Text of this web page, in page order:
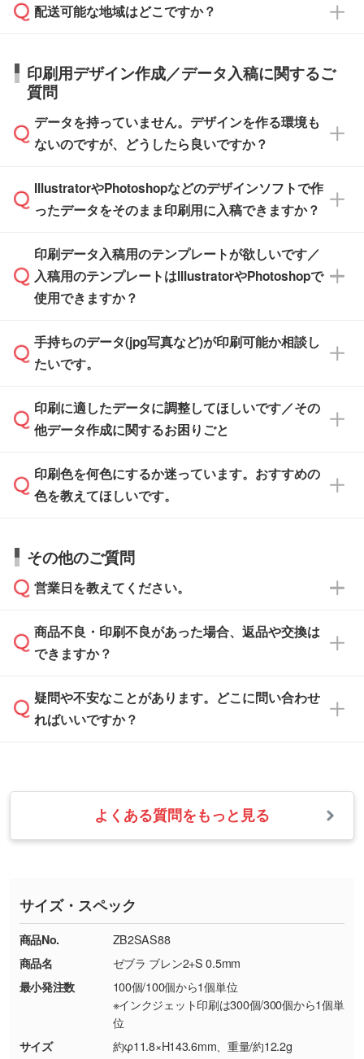
タッフまでお問い合わせください。
ル」に注文予定日をご入力いただくと、おおよ
その締切日や出荷目安をご確認いただけます。
品が決まりましたらお早めのご発注をお願いい
たします。
※土日祝日を除く営業日換算です。
※沖縄・離島は追加日数がかかります。
応が可能かご案内いたします。
す。>>対象商品はこちら
※最短出荷日は商品によって異なります。各商
品ページにてご確認ください
はできかねますので予めご了承ください。
商品によって異なります。各ページにある商品
す。(白箱、化粧箱、ブリスターパックなど)
【袋入り】 商品がひとつずつ袋に入っていま
す。(透明袋、デザイン袋など)
【個包装なし】 個包装がされていない状態で
※化粧箱から白箱への入れ替えや、オリジナル
箱の作成は原則承っておりません。
配送可能な地域はどこですか？
日本全国へお届けが可能です。なお、海外への
直接納品は行っておりませんので予めご了承く
ださい。
印刷用デザイン作成／データ入稿に関するご
質問
データを持っていません。デザインを作る環境も
ないのですが、どうしたら良いですか？
無料の「デザインシミュレーター」を使えば、
PCやスマホから簡単にデザインを作成できま
ザインソフトがなくても安心です。
また、「データ作成サービス
せいただければ、弊社にて無料でデザインデー
タを1点作成いたします。
IllustratorやPhotoshopなどのデザインソフトで作
ったデータをそのまま印刷用に入稿できますか？
IllustratorやPhotoshop、CLIP STUDIOなどのデ
ザインソフトでこだわりのデザインを作成した
い方は、完全データ入稿
積・ご注文フォームにアップロードしてご入稿
ください。
ご入稿後は経験豊富なスタッフがデータに不備
がないかチェックし、お客様と確認してから印
刷に進みますので、ご安心ください。
印刷データ入稿用のテンプレートが欲しいです／
入稿用のテンプレートはIllustratorやPhotoshopで
使用できますか？
一部商品は入稿用テンプレートのご用意があり
ます。各商品ページの『印刷方法・テンプレー
入稿用のテンプレートはPDF形式ですが、
IllustratorやPhotoshopで開いてご利用いただけ
方」をご確認ください。
手持ちのデータ(jpg写真など)が印刷可能か相談し
たいです。
印刷に適したデータ・解像度かどうか、担当ス
タッフが事前に確認いたします。
ムへ添付いただくか、担当スタッフ宛にメール
でお送りください。
い合わせください。
なお、印刷用データの作り方に関する詳細は、
印刷に適したデータに調整してほしいです／その
他データ作成に関するお困りごと
データ作成でお困りの際には、担当スタッフが
サポートいたしますのでお気軽にご相談くださ
から添付してお送りください。
・解像度の低いデータをトレース/調整してほ
しい
解像度の低い画像や、手書きのイラスト、写真
などを、印刷に適したベクターデータに変換し
・フルカラーデータを1色に変換してほしい
・1色印刷でグラデーションや濃淡を表現した
い
す。→詳しく見る
・コーポレートカラーを使って印刷したい／印
刷色にこだわりがある
DIC・PANTONEなどのカラーチップの指定や、
現物支給による色指定も承っております。→詳
印刷色を何色にするか迷っています。おすすめの
色を教えてほしいです。
お見積・ご注文・
相談いただきますと、担当スタッフがお客様の
ご希望や商品の本体色を確認し、印刷色をご提
本体色がブラック、ネイビーなど濃色の場合は
白色か淡い色の印刷色をおすすめしておりま
す。
本体色がナチュラルなど淡色の場合、印刷をく
っきりと目立たせたいときは濃い印刷色が、柔
らかい雰囲気にしたいときは淡い印刷色が映え
また、お選びいただいた印刷色が本体色に合わ
ない場合や仕上がりに影響しそうな場合は、ス
タッフから別の色をご案内することもございま
その他のご質問
営業日を教えてください。
営業日は平日の10:00～18:00で、土日祝日はお
休みとなります。注文・見積・お問い合わせ
速やかに対応いたします。
商品不良・印刷不良があった場合、返品や交換は
できますか？
お手数をお掛けいたしますが、至急担当スタッ
フまでご連絡ください。商品の状況を確認し、
・お届け時に商品が損傷・故障している場合
・ご注文と異なる商品が届いた場合
・印刷不良があった場合
※詳しくは「商品の良品基準について
ください。
【返品・交換ができない場合】
・お客様の元で商品を加工された場合、または
商品が破損した場合
・商品到着後7日以上経過している場合
・お客様のご都合による返品・交換依頼(商
疑問や不安なことがあります。どこに問い合わせ
ればいいですか？
業日以内に担当スタッフよりメールにてご連絡
いたします。
お急ぎの場合はお電話でのご質問も受け付けて
TEL：0422-29-9911 営業時間10:00～
18:00(土日祝日除く)
お問い合わせフォームはこちら
よくある質問をもっと見る
サイズ・スペック
商品No.
ZB2SAS88
商品名
ゼブラ ブレン2+S 0.5mm
最小発注数
100個/100個から1個単位
※インクジェット印刷は300個/300個から1個単
位
サイズ
約φ11.8×H143.6mm、重量/約12.2g